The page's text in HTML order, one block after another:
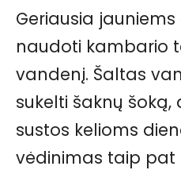
Geriausia
naudoti kambario
vandenį. Šaltas
sukelti šaknų
sustos kelioms
vėdinimas taip pat